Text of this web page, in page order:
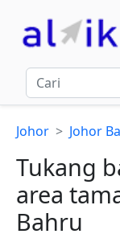
Johor Johor
Tukang
area
Bahru